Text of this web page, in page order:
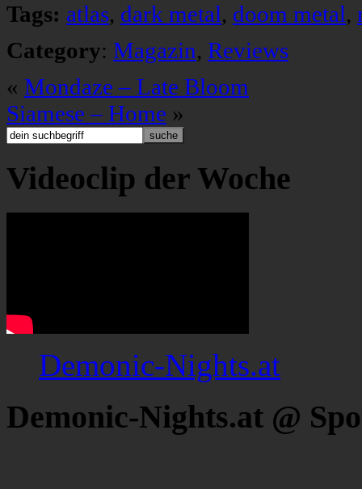
Tags: atlas, dark metal, doom metal,
Category: Magazin, Reviews
« Mondaze – Late Bloom
Siamese – Home »
Videoclip der Woche
Demonic-Nights.at
Demonic-Nights.at @